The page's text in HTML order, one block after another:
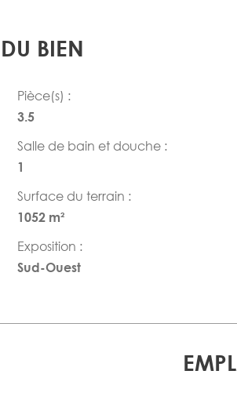
BIEN
Pièce(s) :
3.5
Salle de bain et douche :
1
Surface du terrain :
1052 m²
Exposition :
Sud-Ouest